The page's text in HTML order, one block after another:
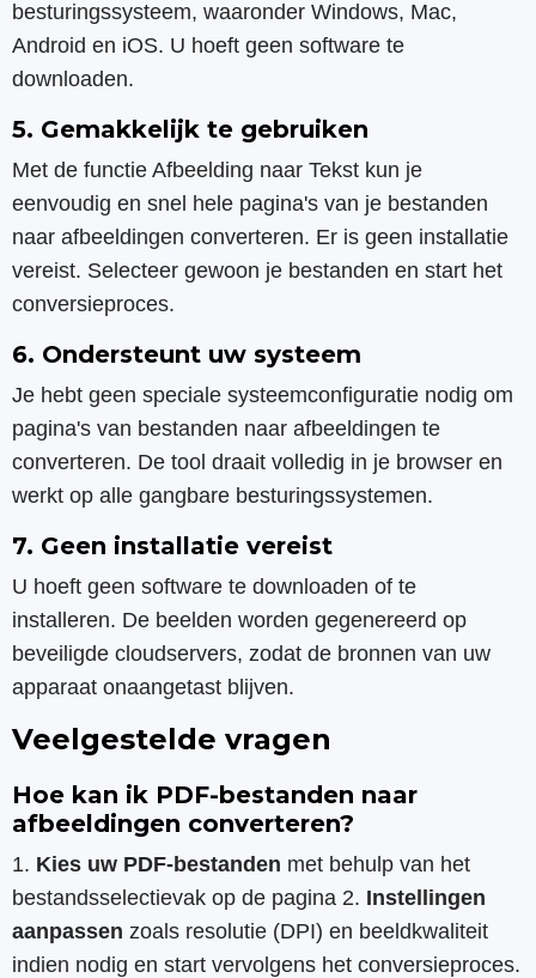
besturingssysteem, waaronder Windows, Mac,
Android en iOS. U hoeft geen software te
downloaden.
5. Gemakkelijk te gebruiken
Met de functie Afbeelding naar Tekst kun je
eenvoudig en snel hele pagina's van je bestanden
naar afbeeldingen converteren. Er is geen installatie
vereist. Selecteer gewoon je bestanden en start het
conversieproces.
6. Ondersteunt uw systeem
Je hebt geen speciale systeemconfiguratie nodig om
pagina's van bestanden naar afbeeldingen te
converteren. De tool draait volledig in je browser en
werkt op alle gangbare besturingssystemen.
7. Geen installatie vereist
U hoeft geen software te downloaden of te
installeren. De beelden worden gegenereerd op
beveiligde cloudservers, zodat de bronnen van uw
apparaat onaangetast blijven.
Veelgestelde vragen
Hoe kan ik PDF-bestanden naar
afbeeldingen converteren?
1. Kies uw PDF-bestanden met behulp van het
bestandsselectievak op de pagina 2. Instellingen
aanpassen zoals resolutie (DPI) en beeldkwaliteit
indien nodig en start vervolgens het conversieproces.